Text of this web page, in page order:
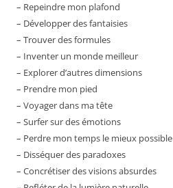
– Repeindre mon plafond
– Développer des fantaisies
– Trouver des formules
– Inventer un monde meilleur
– Explorer d’autres dimensions
– Prendre mon pied
– Voyager dans ma tête
– Surfer sur des émotions
– Perdre mon temps le mieux possible
– Disséquer des paradoxes
– Concrétiser des visions absurdes